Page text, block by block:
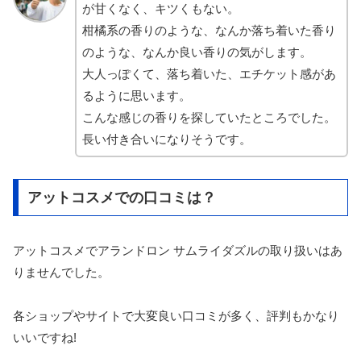
が甘くなく、キツくもない。
柑橘系の香りのような、なんか落ち着いた香り
のような、なんか良い香りの気がします。
大人っぽくて、落ち着いた、エチケット感があ
るように思います。
こんな感じの香りを探していたところでした。
長い付き合いになりそうです。
アットコスメでの口コミは？
アットコスメでアランドロン サムライダズルの取り扱いはあ
りませんでした。
各ショップやサイトで大変良い口コミが多く、評判もかなり
いいですね!